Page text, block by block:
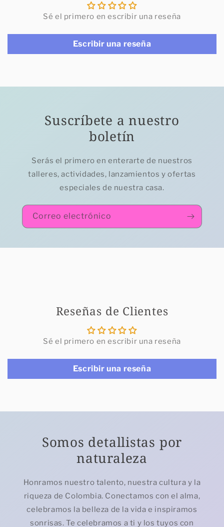
Sé el primero en escribir una reseña
Escribir una reseña
Suscríbete a nuestro
boletín
Serás el primero en enterarte de nuestros
talleres, actividades, lanzamientos y ofertas
especiales de nuestra casa.
Correo electrónico
Reseñas de Clientes
Sé el primero en escribir una reseña
Escribir una reseña
Somos detallistas por
naturaleza
Honramos nuestro talento, nuestra cultura y la
riqueza de Colombia. Conectamos con el alma,
celebramos la belleza de la vida e inspiramos
sonrisas. Te celebramos a ti y los tuyos con